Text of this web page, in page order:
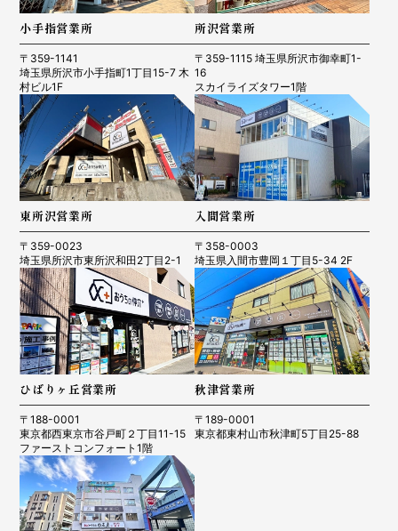
小手指営業所
〒359-1141
埼玉県所沢市小手指町1丁目15-7 木
村ビル1F
所沢営業所
〒359-1115 埼玉県所沢市御幸町1-
16
スカイライズタワー1階
東所沢営業所
〒359-0023
埼玉県所沢市東所沢和田2丁目2-1
入間営業所
〒358-0003
埼玉県入間市豊岡１丁目5-34 2F
ひばりヶ丘営業所
〒188-0001
東京都西東京市谷戸町２丁目11-15
ファーストコンフォート1階
秋津営業所
〒189-0001
東京都東村山市秋津町5丁目25-88